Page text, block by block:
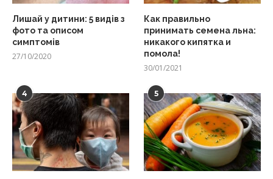
Лишай у дитини: 5 видів з
фото та описом
симптомів
27/10/2020
Как правильно
принимать семена льна:
никакого кипятка и
помола!
30/01/2021
4 5